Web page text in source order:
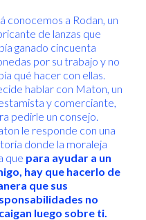
conocemos a Rodan, un
de lanzas que
ganado cincuenta
por su trabajo y no
qué hacer con ellas.
hablar con Maton, un
y comerciante,
pedirle un consejo.
le responde con una
donde la moraleja
que para ayudar a un
hay que hacerlo de
que sus
no
luego sobre ti.